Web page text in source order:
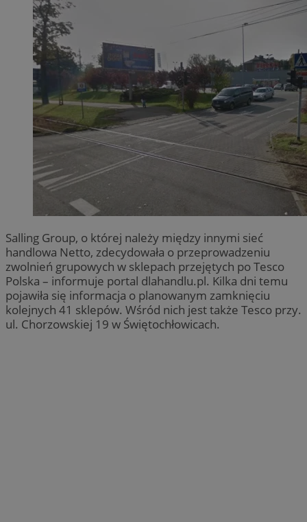
Salling Group, o której należy między innymi sieć
handlowa Netto, zdecydowała o przeprowadzeniu
zwolnień grupowych w sklepach przejętych po Tesco
Polska – informuje portal dlahandlu.pl. Kilka dni temu
pojawiła się informacja o planowanym zamknięciu
kolejnych 41 sklepów. Wśród nich jest także Tesco przy.
ul. Chorzowskiej 19 w Świętochłowicach.